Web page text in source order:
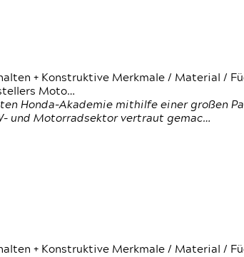
+ Konstruktive Merkmale / Material /
Moto…
Honda-Akademie mithilfe einer großen
und Motorradsektor vertraut gemac…
+ Konstruktive Merkmale / Material /